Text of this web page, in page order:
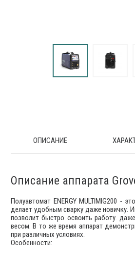
ОПИСАНИЕ
Описание аппарата
Полуавтомат ENERGY MULTIMIG200 -
делает удобным сварку даже новичку.
позволит быстро освоить работу.
весом. В то же время аппарат
при различных условиях.
Особенности: